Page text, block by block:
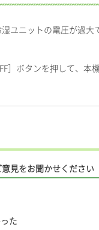
ユニットの電圧が過大
］ボタンを押して、本
見をお聞かせください
た